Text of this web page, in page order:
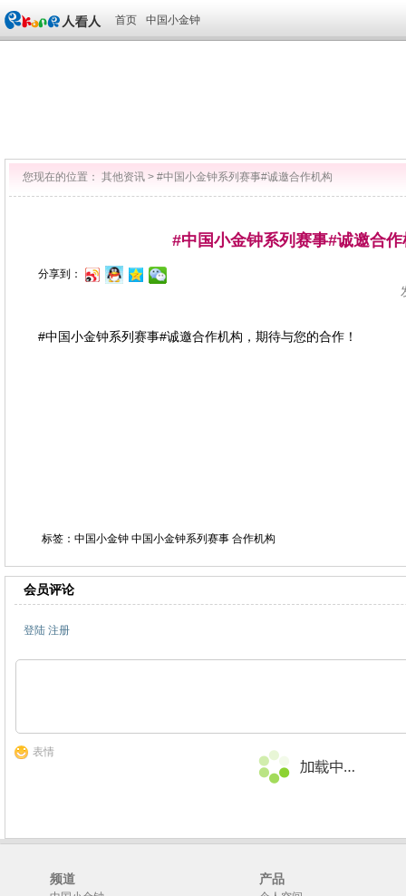
首页 中国小金钟
您现在的位置： 其他资讯 > #中国小金钟系列赛事#诚邀合作机构
#中国小金钟系列赛事#诚邀合作
分享到：
#中国小金钟系列赛事#诚邀合作机构，期待与您的合作！
标签：中国小金钟 中国小金钟系列赛事 合作机构
会员评论
登陆 注册
表情
频道 产品